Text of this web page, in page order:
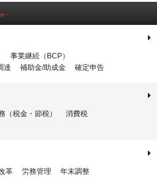
-
事業継続（BCP）
達 補助金/助成金 確定申告
（税金・節税）
消費税
革 労務管理 年末調整